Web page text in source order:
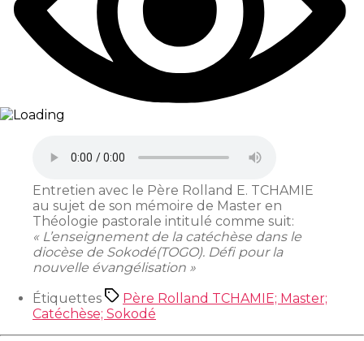
Entretien avec le Père Rolland E. TCHAMIE
au sujet de son mémoire de Master en
Théologie pastorale intitulé comme suit:
« L’enseignement de la catéchèse dans le
diocèse de Sokodé(TOGO). Défi pour la
nouvelle évangélisation »
Étiquettes
Père Rolland TCHAMIE; Master;
Catéchèse; Sokodé